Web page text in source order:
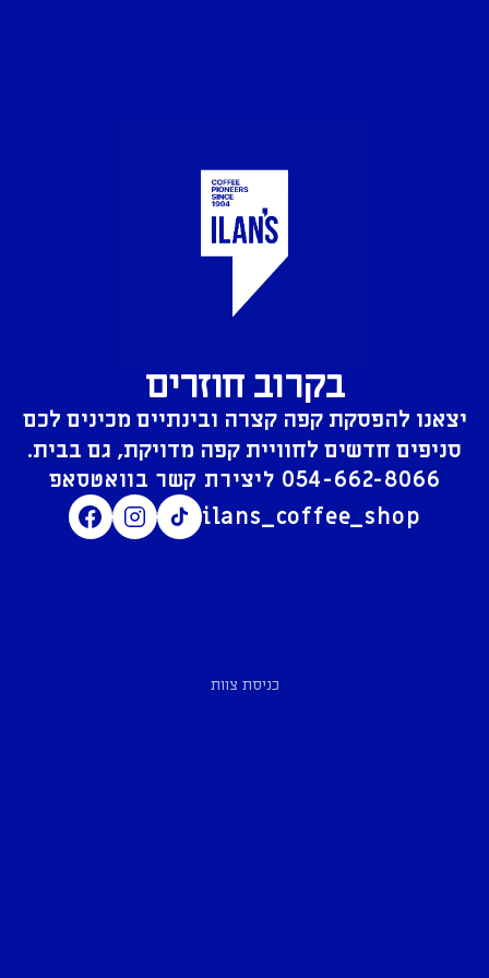
בקרוב חוזרים
יצאנו להפסקת קפה קצרה ובינתיים מכינים לכם
סניפים חדשים לחוויית קפה מדויקת, גם בבית.
054-662-8066
ilans_coffee_shop
כניסת צוות